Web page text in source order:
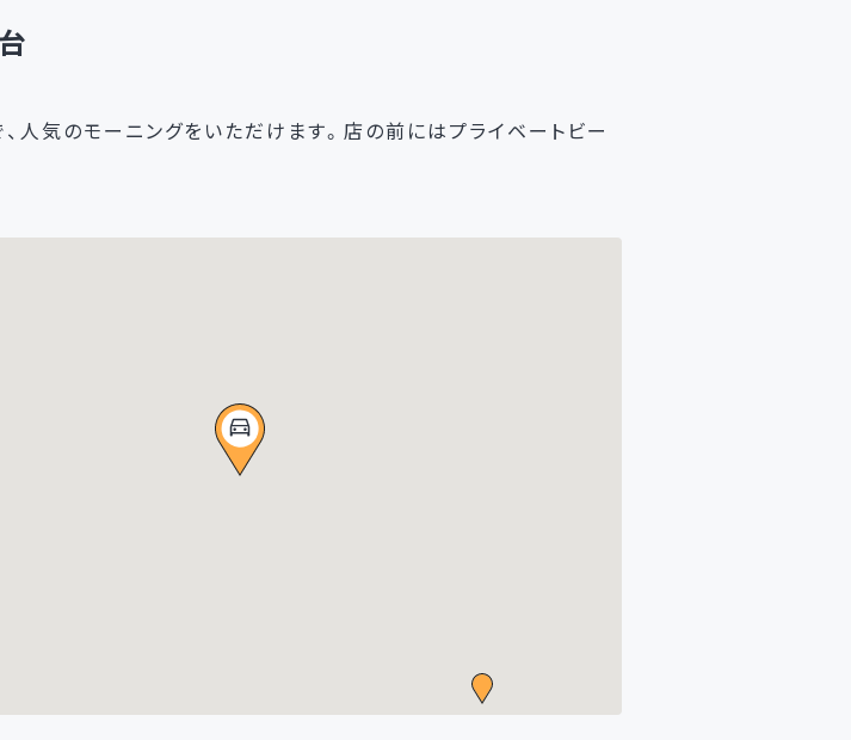
人気のモーニングをいただけます。店の前にはプライベートビー